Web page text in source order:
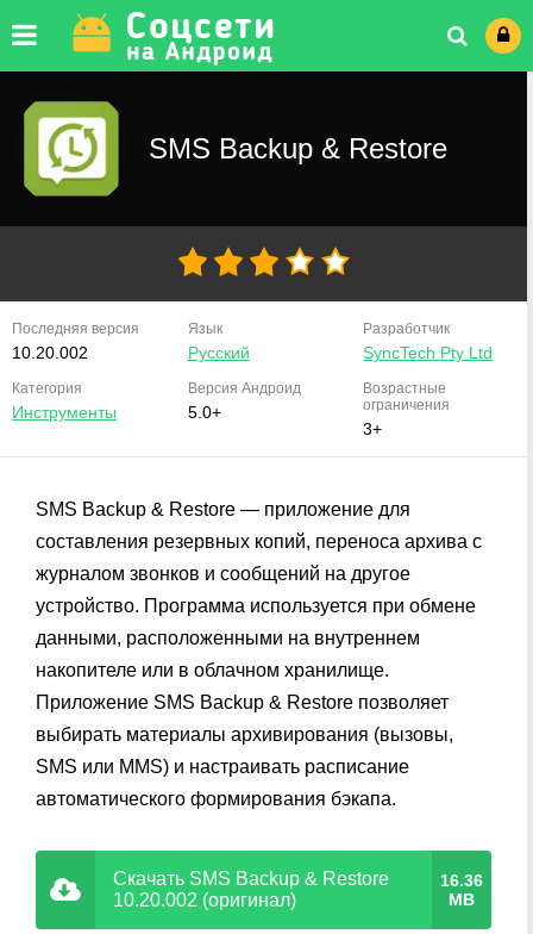
SMS Backup & Restore
Последняя версия
10.20.002
Язык
Русский
Разработчик
SyncTech Pty Ltd
Категория
Инструменты
Версия Андроид
5.0+
Возрастные
ограничения
3+
SMS Backup & Restore — приложение для
составления резервных копий, переноса архива с
журналом звонков и сообщений на другое
устройство. Программа используется при обмене
данными, расположенными на внутреннем
накопителе или в облачном хранилище.
Приложение SMS Backup & Restore позволяет
выбирать материалы архивирования (вызовы,
SMS или MMS) и настраивать расписание
автоматического формирования бэкапа.
Скачать SMS Backup & Restore
10.20.002 (оригинал)
16.36
MB